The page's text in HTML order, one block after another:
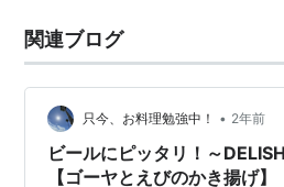
関連ブログ
只今、お料理勉強中！ • 2年前
ビールにピッタリ！～
【ゴーヤとえびのかき揚げ】